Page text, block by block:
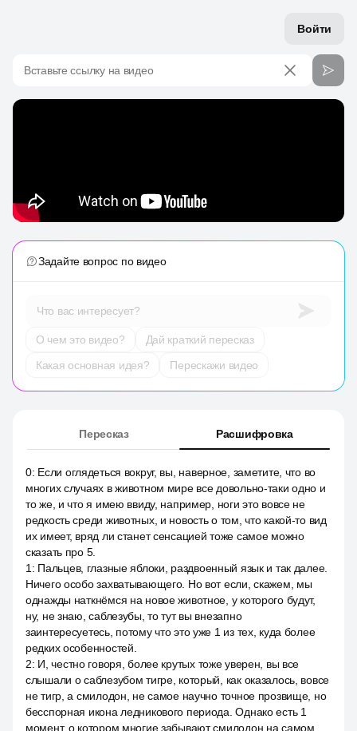
Войти
Вставьте ссылку на видео
Задайте вопрос по видео
Что вас интересует?
О чем это видео?
Дай краткий пересказ
Какая основная идея?
Перескажи видео
Пересказ Расшифровка
0: Если оглядеться вокруг, вы, наверное, заметите, что во
многих случаях в животном мире все довольно-таки одно и
то же, и что я имею ввиду, например, ноги это вовсе не
редкость среди животных, и новость о том, что какой-то вид
их имеет, вряд ли станет сенсацией тоже самое можно
сказать про 5.
1 : Пальцев, глазные яблоки, раздвоенный язык и так далее.
Ничего особо захватывающего. Но вот если, скажем, мы
однажды наткнёмся на новое животное, у которого будут,
ну, не знаю, саблезубы, то тут вы внезапно
заинтересуетесь, потому что это уже 1 из тех, куда более
редких особенностей.
2: И, честно говоря, более крутых тоже уверен, вы все
слышали о саблезубом тигре, который, как оказалось, вовсе
не тигр, а смилодон, не самое научно точное прозвище, но
бесспорная икона ледникового периода. Однако есть 1
момент, о котором многие забывают смилодон на самом.